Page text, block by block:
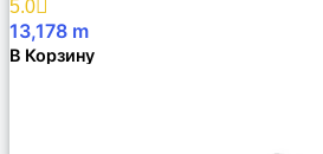
5.0
13,178 m
В Корзину